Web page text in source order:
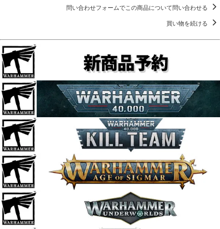
問い合わせフォームでこの商品について問い合わせる
買い物を続ける